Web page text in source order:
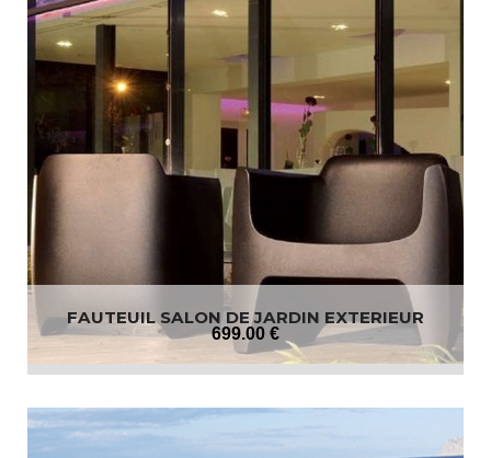
FAUTEUIL SALON DE JARDIN EXTERIEUR
699.00 €